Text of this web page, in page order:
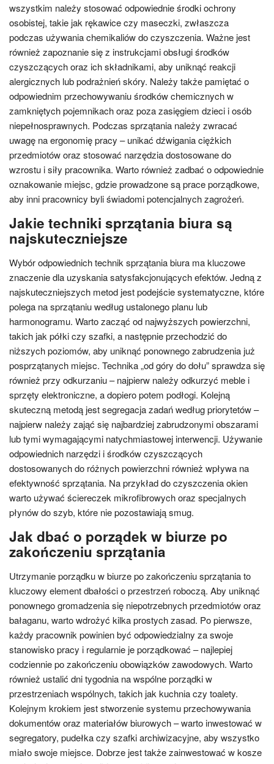
wszystkim należy stosować odpowiednie środki ochrony
osobistej, takie jak rękawice czy maseczki, zwłaszcza
podczas używania chemikaliów do czyszczenia. Ważne jest
również zapoznanie się z instrukcjami obsługi środków
czyszczących oraz ich składnikami, aby uniknąć reakcji
alergicznych lub podrażnień skóry. Należy także pamiętać o
odpowiednim przechowywaniu środków chemicznych w
zamkniętych pojemnikach oraz poza zasięgiem dzieci i osób
niepełnosprawnych. Podczas sprzątania należy zwracać
uwagę na ergonomię pracy – unikać dźwigania ciężkich
przedmiotów oraz stosować narzędzia dostosowane do
wzrostu i siły pracownika. Warto również zadbać o odpowiednie
oznakowanie miejsc, gdzie prowadzone są prace porządkowe,
aby inni pracownicy byli świadomi potencjalnych zagrożeń.
Jakie techniki sprzątania biura są
najskuteczniejsze
Wybór odpowiednich technik sprzątania biura ma kluczowe
znaczenie dla uzyskania satysfakcjonujących efektów. Jedną z
najskuteczniejszych metod jest podejście systematyczne, które
polega na sprzątaniu według ustalonego planu lub
harmonogramu. Warto zacząć od najwyższych powierzchni,
takich jak półki czy szafki, a następnie przechodzić do
niższych poziomów, aby uniknąć ponownego zabrudzenia już
posprzątanych miejsc. Technika „od góry do dołu” sprawdza się
również przy odkurzaniu – najpierw należy odkurzyć meble i
sprzęty elektroniczne, a dopiero potem podłogi. Kolejną
skuteczną metodą jest segregacja zadań według priorytetów –
najpierw należy zająć się najbardziej zabrudzonymi obszarami
lub tymi wymagającymi natychmiastowej interwencji. Używanie
odpowiednich narzędzi i środków czyszczących
dostosowanych do różnych powierzchni również wpływa na
efektywność sprzątania. Na przykład do czyszczenia okien
warto używać ściereczek mikrofibrowych oraz specjalnych
płynów do szyb, które nie pozostawiają smug.
Jak dbać o porządek w biurze po
zakończeniu sprzątania
Utrzymanie porządku w biurze po zakończeniu sprzątania to
kluczowy element dbałości o przestrzeń roboczą. Aby uniknąć
ponownego gromadzenia się niepotrzebnych przedmiotów oraz
bałaganu, warto wdrożyć kilka prostych zasad. Po pierwsze,
każdy pracownik powinien być odpowiedzialny za swoje
stanowisko pracy i regularnie je porządkować – najlepiej
codziennie po zakończeniu obowiązków zawodowych. Warto
również ustalić dni tygodnia na wspólne porządki w
przestrzeniach wspólnych, takich jak kuchnia czy toalety.
Kolejnym krokiem jest stworzenie systemu przechowywania
dokumentów oraz materiałów biurowych – warto inwestować w
segregatory, pudełka czy szafki archiwizacyjne, aby wszystko
miało swoje miejsce. Dobrze jest także zainwestować w kosze